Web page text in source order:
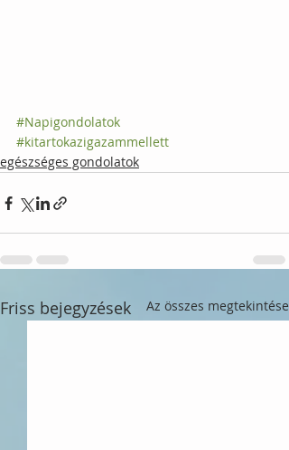
#Napigondolatok
#kitartokazigazammellett
egészséges gondolatok
Friss bejegyzések Az összes megtekintése